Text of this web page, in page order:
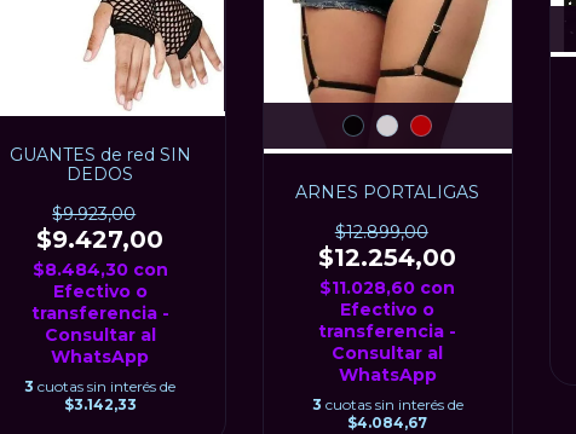
GUANTES de red SIN
DEDOS
$9.923,00
$9.427,00
$8.484,30 con
Efectivo o
transferencia -
Consultar al
WhatsApp
3 cuotas sin interés de
$3.142,33
ARNES PORTALIGAS
$12.899,00
$12.254,00
$11.028,60 con
Efectivo o
transferencia -
Consultar al
WhatsApp
3 cuotas sin interés de
$4.084,67